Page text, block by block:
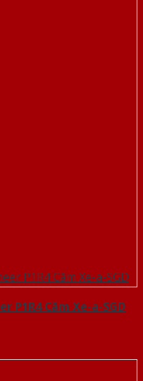
P1R4 Căm Xe-a-SGD